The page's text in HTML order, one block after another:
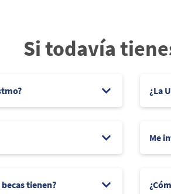
Si todavía
tienen?
¿La
Me